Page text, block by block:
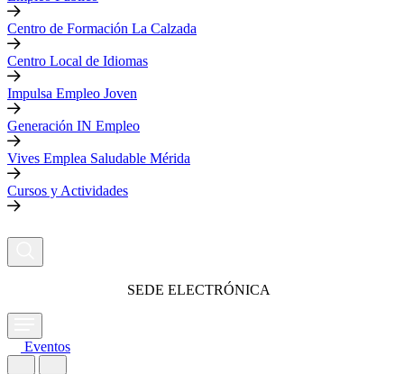
Centro de Formación La Calzada
Centro Local de Idiomas
Impulsa Empleo Joven
Generación IN Empleo
Vives Emplea Saludable Mérida
Cursos y Actividades
SEDE ELECTRÓNICA
Eventos